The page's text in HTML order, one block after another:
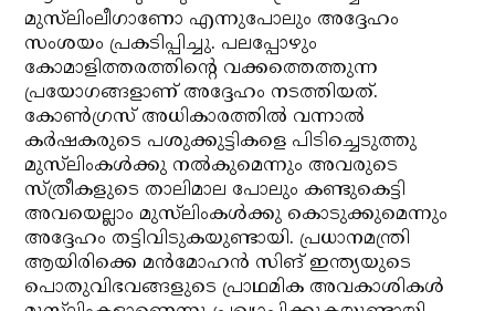
മുസ്‌ലിംലീഗാണോ എന്നുപോലും അദ്ദേഹം
സംശയം പ്രകടിപ്പിച്ചു. പലപ്പോഴും
കോമാളിത്തരത്തിന്റെ വക്കത്തെത്തുന്ന
പ്രയോഗങ്ങളാണ് അദ്ദേഹം നടത്തിയത്.
കോണ്‍ഗ്രസ് അധികാരത്തില്‍ വന്നാല്‍
കര്‍ഷകരുടെ പശുക്കുട്ടികളെ പിടിച്ചെടുത്തു
മുസ്‌ലിംകള്‍ക്കു നല്‍കുമെന്നും അവരുടെ
സ്ത്രീകളുടെ താലിമാല പോലും കണ്ടുകെട്ടി
അവയെല്ലാം മുസ്‌ലിംകള്‍ക്കു കൊടുക്കുമെന്നും
അദ്ദേഹം തട്ടിവിടുകയുണ്ടായി. പ്രധാനമന്ത്രി
ആയിരിക്കെ മന്‍മോഹന്‍ സിങ് ഇന്ത്യയുടെ
പൊതുവിഭവങ്ങളുടെ പ്രാഥമിക അവകാശികള്‍